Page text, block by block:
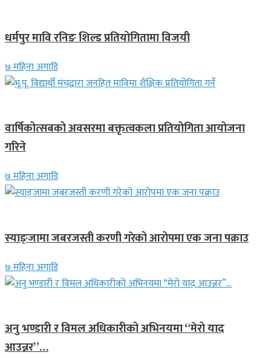
धर्मपुर मावि रनिङ शिल्ड प्रतियोगितामा विजयी
७ महिना अगाडि
वार्षिकोत्सबको अवसरमा बक्तृत्वकला प्रतियोगिता आयोजना
गरिने
७ महिना अगाडि
स्याङ्जामा जबरजस्ती करणी गरेको आरोपमा एक जना पक्राउ
७ महिना अगाडि
अनु भण्डारी र विमल अधिकारीको अभिनयमा “मेरो याद
आउन्नर”…